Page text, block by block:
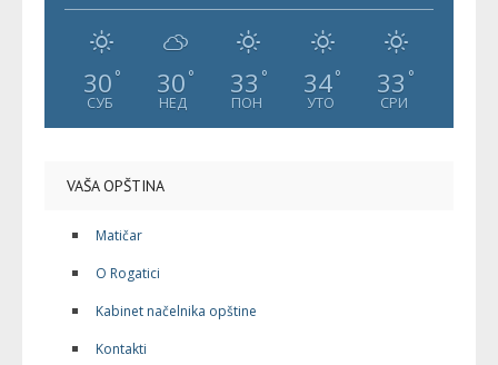
30 °
СУБ
30 °
НЕД
33 °
ПОН
34°
УТО
33 °
СРИ
VAŠA OPŠTINA
Matičar
O Rogatici
Kabinet načelnika opštine
Kontakti